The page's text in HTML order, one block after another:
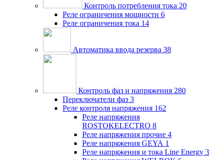
Контроль потребления тока 20
Реле ограничения мощности 6
Реле ограничения тока 14
Автоматика ввода резерва 38
Контроль фаз и напряжения 280
Переключатели фаз 3
Реле контроля напряжения 162
Реле напряжения
ROSTOKELECTRO 8
Реле напряжения прочие 4
Реле напряжения GEYA 1
Реле напряжения и тока Line Energy 3